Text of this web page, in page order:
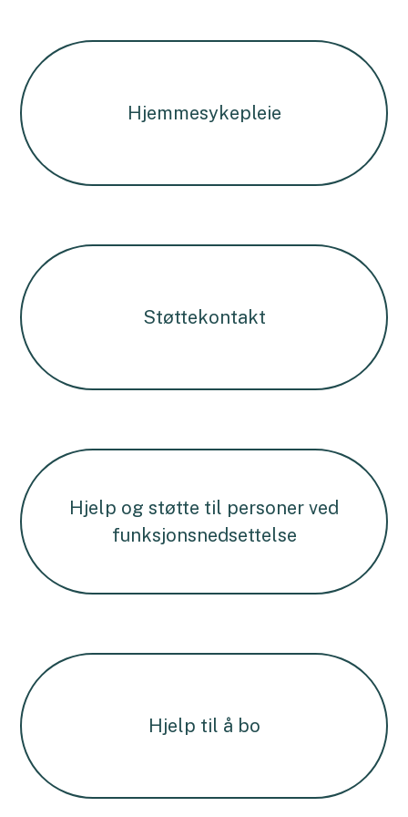
Hjemmesykepleie
Støttekontakt
Hjelp og støtte til personer ved
funksjonsnedsettelse
Hjelp til å bo